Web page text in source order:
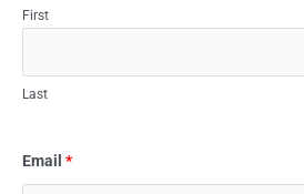
First
Last
Email *